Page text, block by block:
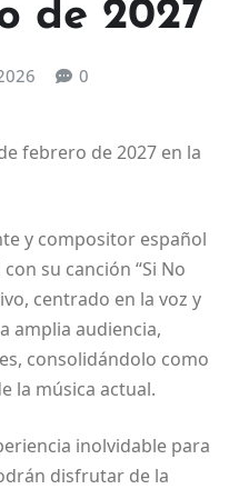
de 2027
0
febrero de 2027 en la
y compositor español
su canción “Si No
centrado en la voz y
amplia audiencia,
consolidándolo como
la música actual.
inolvidable para
disfrutar de la